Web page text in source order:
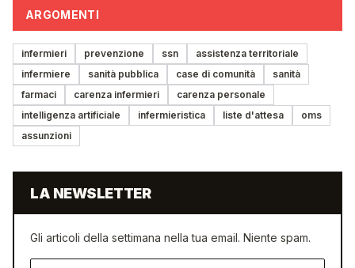
ARGOMENTI
infermieri prevenzione ssn
assistenza territoriale
infermiere
sanità pubblica case di comunità
sanità
farmaci
carenza infermieri
carenza personale
intelligenza artificiale
infermieristica liste d'attesa
oms
assunzioni
LA NEWSLETTER
Gli articoli della settimana nella tua email. Niente spam.